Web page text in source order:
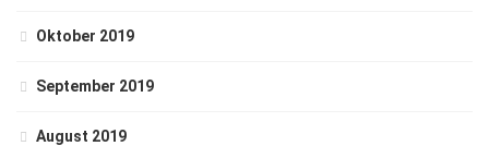
Oktober 2019
September 2019
August 2019